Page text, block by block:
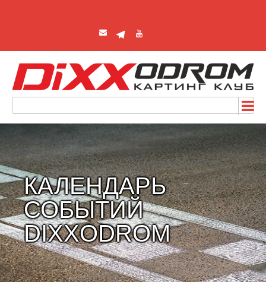
КАЛЕНДАРЬ
СОБЫТИЙ
DIXXODROM